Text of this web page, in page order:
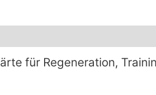
für Regeneration,